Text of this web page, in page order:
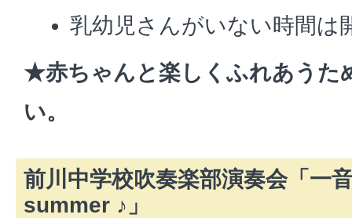
乳幼児さんがいない時間は
★赤ちゃんと楽しくふれあうた
い。
前川中学校吹奏楽部演奏会「一
summer ♪」